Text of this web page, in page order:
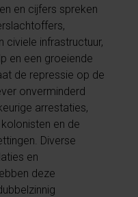
en cijfers spreken
civiele infrastructuur,
en een groeiende
de repressie op de
onverminderd
arrestaties,
en de
Diverse
en
deze